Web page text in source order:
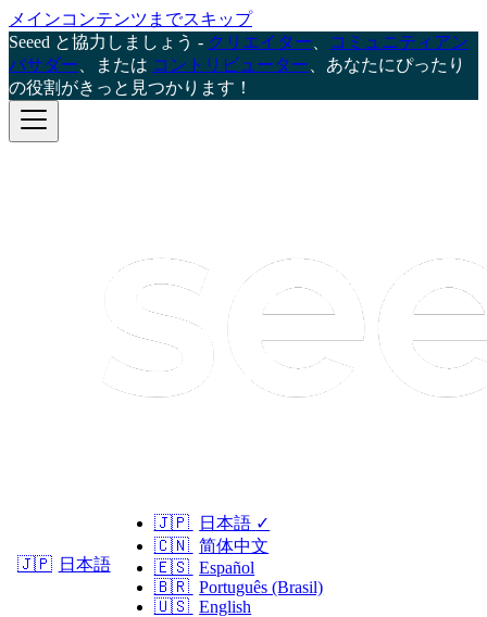
メインコンテンツまでスキップ
Seeed と協力しましょう - クリエイター
コミュニティアン
バサダー 、または コントリビューター 、あなたにぴったり
の役割がきっと見つかります！
🇯🇵 日本語
🇯🇵 日本語 ✓
🇨🇳 简体中文
🇪🇸 Español
🇧🇷 Português (Brasil)
🇺🇸 English